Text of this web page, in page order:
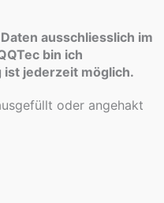
ausschliesslich im
bin ich
ist jederzeit möglich.
oder angehakt